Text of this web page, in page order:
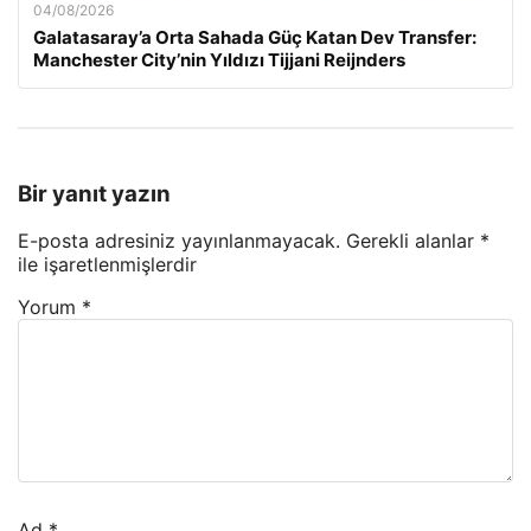
04/08/2026
Galatasaray’a Orta Sahada Güç Katan Dev Transfer:
Manchester City’nin Yıldızı Tijjani Reijnders
Bir yanıt yazın
E-posta adresiniz yayınlanmayacak. Gerekli alanlar *
ile işaretlenmişlerdir
Yorum *